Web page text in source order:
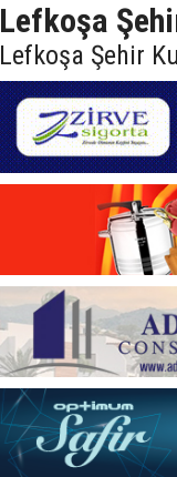
Lefkoşa
Lefkoşa Şehir